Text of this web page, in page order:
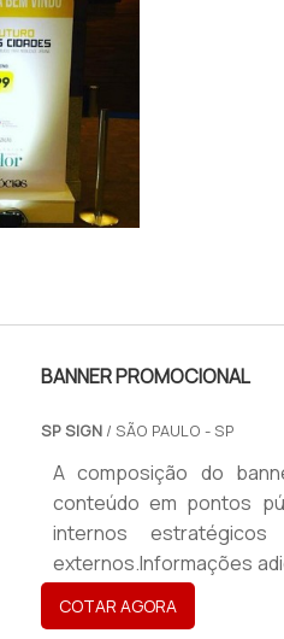
BANNER PROMOCIONAL
SP SIGN/ SÃO PAULO - SP
A composição do
conteúdo em pontos
internos
externos.Informações
aplicado em pontos
alvo. Além disso, ele
COTAR AGORA